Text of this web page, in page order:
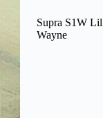
Supra S1W Lil
Wayne